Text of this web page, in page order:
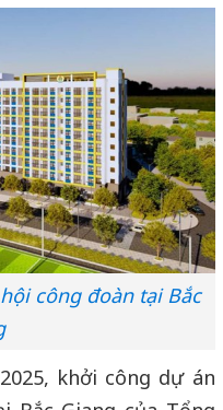
công đoàn tại Bắc
khởi công dự án